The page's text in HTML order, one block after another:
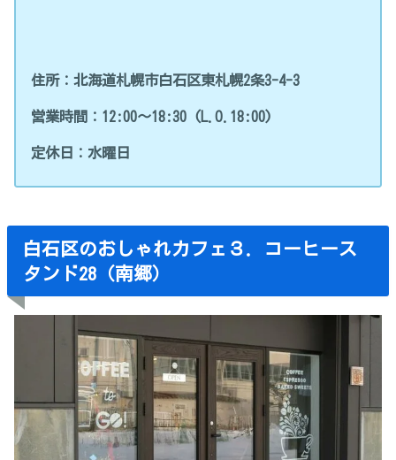
住所：北海道札幌市白石区東札幌2条3-4-3
営業時間：12:00～18:30 (L.O.18:00)
定休日：水曜日
白石区のおしゃれカフェ３．コーヒース
タンド28（南郷）